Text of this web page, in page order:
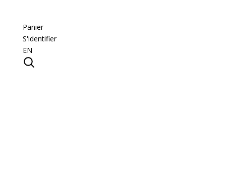
Panier
S'identifier
EN